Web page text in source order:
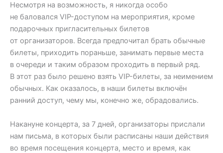
Несмотря на возможность, я никогда особо
не баловался VIP-доступом на мероприятия, кроме
подарочных пригласительных билетов
от организаторов. Всегда предпочитал брать обычные
билеты, приходить пораньше, занимать первые места
в очереди и таким образом проходить в первый ряд.
В этот раз было решено взять VIP-билеты, за неимением
обычных. Как оказалось, в наши билеты включён
ранний доступ, чему мы, конечно же, обрадовались.
Накануне концерта, за 7 дней, организаторы прислали
нам письма, в которых были расписаны наши действия
во время посещения концерта, место и время, как